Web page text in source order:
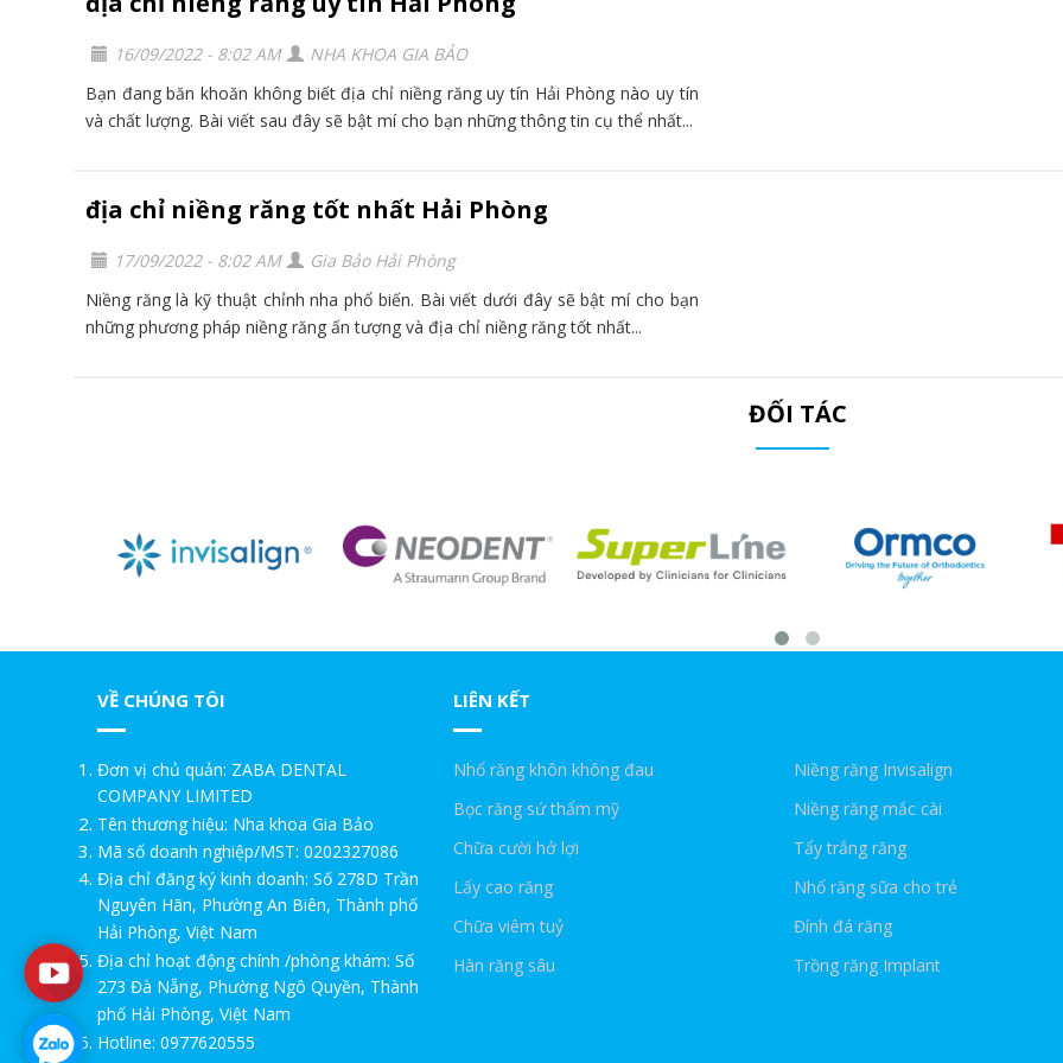
16/09/2022 - 8:02 AM
NHA KHOA GIA BẢO
Bạn đang băn khoăn không biết địa chỉ niềng răng uy tín Hải Phòng nào uy tín
và chất lượng. Bài viết sau đây sẽ bật mí cho bạn những thông tin cụ thể nhất...
địa chỉ niềng răng tốt nhất Hải Phòng
17/09/2022 - 8:02 AM
Gia Bảo Hải Phòng
Niềng răng là kỹ thuật chỉnh nha phổ biến. Bài viết dưới đây sẽ bật mí cho bạn
những phương pháp niềng răng ấn tượng và địa chỉ niềng răng tốt nhất...
ĐỐI TÁC
VỀ CHÚNG TÔI
Đơn vị chủ quản: ZABA DENTAL
COMPANY LIMITED
Tên thương hiệu: Nha khoa Gia Bảo
Mã số doanh nghiệp/MST: 0202327086
Địa chỉ đăng ký kinh doanh: Số 278D Trần
Nguyên Hãn, Phường An Biên, Thành phố
Hải Phòng, Việt Nam
Địa chỉ hoạt động chính /phòng khám: Số
273 Đà Nẵng, Phường Ngô Quyền, Thành
phố Hải Phòng, Việt Nam
Hotline: 0977620555
LIÊN KẾT
Nhổ răng khôn không đau
Niềng răng Invisalign
Bọc răng sứ thẩm mỹ
Niềng răng mắc cài
Chữa cười hở lợi
Tẩy trắng răng
Lấy cao răng
Nhổ răng sữa cho trẻ
Chữa viêm tuỷ
Đính đá răng
Hàn răng sâu
Trồng răng Implant